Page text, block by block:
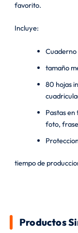
favorito.
Incluye:
tamaño
80 hojas
Pastas
foto,
tiempo de
Productos